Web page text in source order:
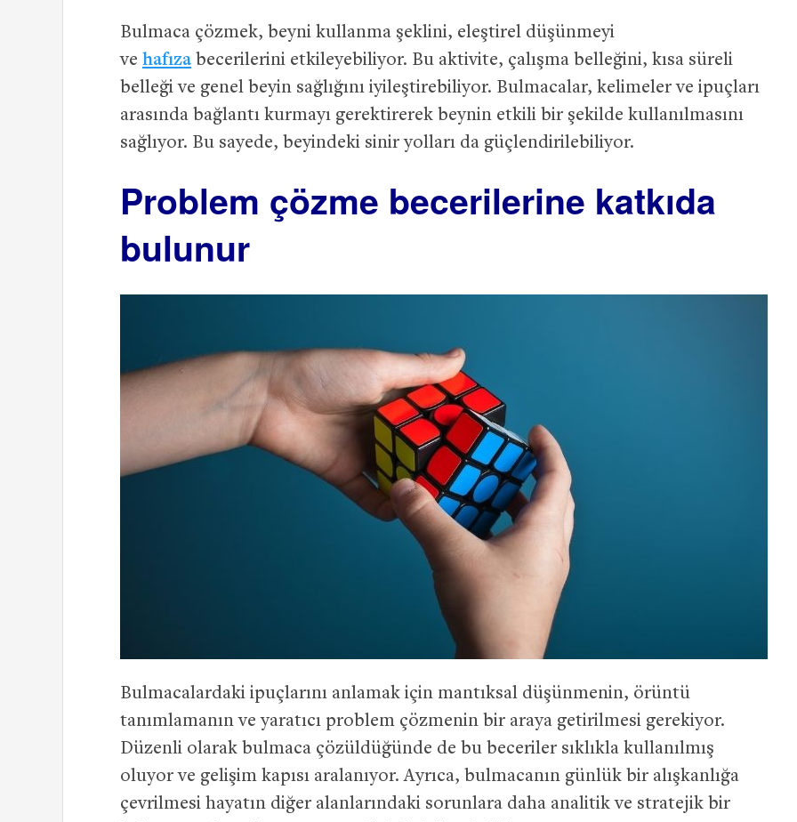
Bulmaca çözmek, beyni kullanma şeklini, eleştirel düşünmeyi
ve hafıza becerilerini etkileyebiliyor. Bu aktivite, çalışma belleğini, kısa süreli
belleği ve genel beyin sağlığını iyileştirebiliyor. Bulmacalar, kelimeler ve ipuçları
arasında bağlantı kurmayı gerektirerek beynin etkili bir şekilde kullanılmasını
sağlıyor. Bu sayede, beyindeki sinir yolları da güçlendirilebiliyor.
Problem çözme becerilerine katkıda
bulunur
Bulmacalardaki ipuçlarını anlamak için mantıksal düşünmenin, örüntü
tanımlamanın ve yaratıcı problem çözmenin bir araya getirilmesi gerekiyor.
Düzenli olarak bulmaca çözüldüğünde de bu beceriler sıklıkla kullanılmış
oluyor ve gelişim kapısı aralanıyor. Ayrıca, bulmacanın günlük bir alışkanlığa
çevrilmesi hayatın diğer alanlarındaki sorunlara daha analitik ve stratejik bir